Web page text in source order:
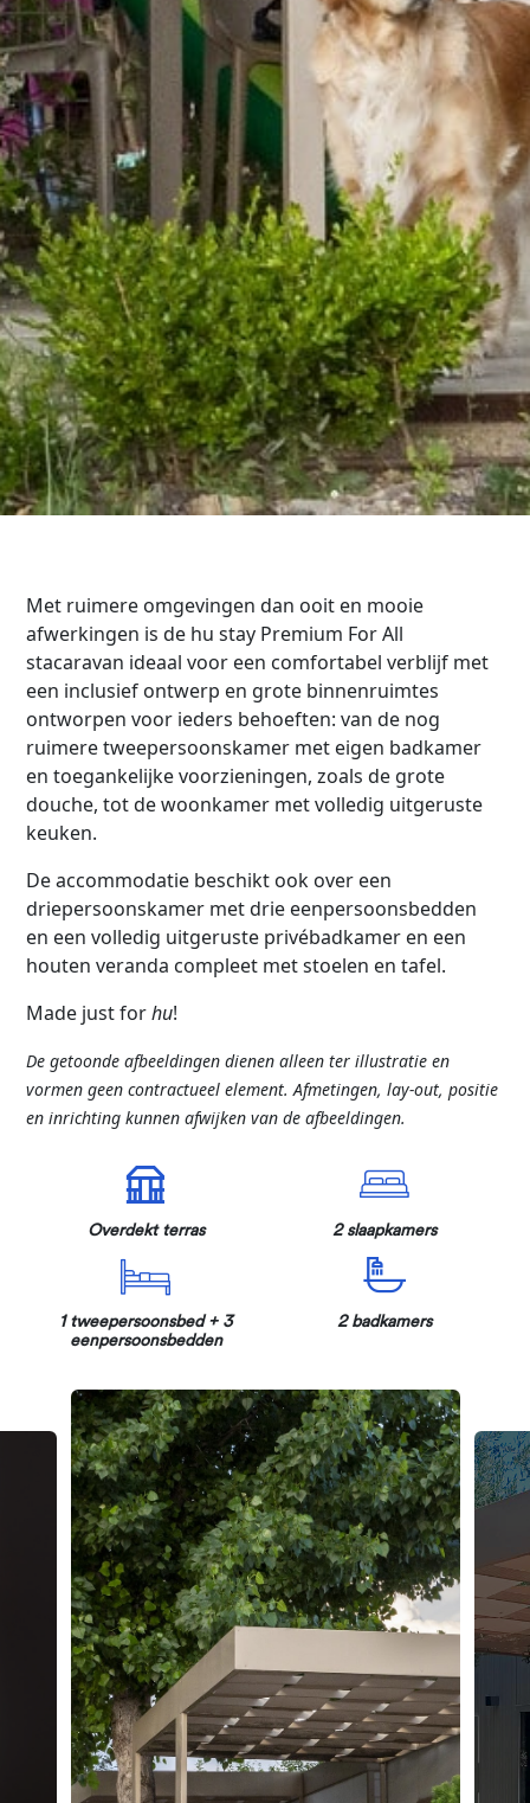
Met ruimere omgevingen dan ooit en mooie
afwerkingen is de hu stay Premium For All
stacaravan ideaal voor een comfortabel verblijf met
een inclusief ontwerp en grote binnenruimtes
ontworpen voor ieders behoeften: van de nog
ruimere tweepersoonskamer met eigen badkamer
en toegankelijke voorzieningen, zoals de grote
douche, tot de woonkamer met volledig uitgeruste
keuken.
De accommodatie beschikt ook over een
driepersoonskamer met drie eenpersoonsbedden
en een volledig uitgeruste privébadkamer en een
houten veranda compleet met stoelen en tafel.
Made just forhu!
De getoonde afbeeldingen dienen alleen ter illustratie en
vormen geen contractueel element. Afmetingen, lay-out, positie
en inrichting kunnen afwijken van de afbeeldingen.
Overdekt terras 2 slaapkamers
1 tweepersoonsbed + 3
eenpersoonsbedden
2 badkamers